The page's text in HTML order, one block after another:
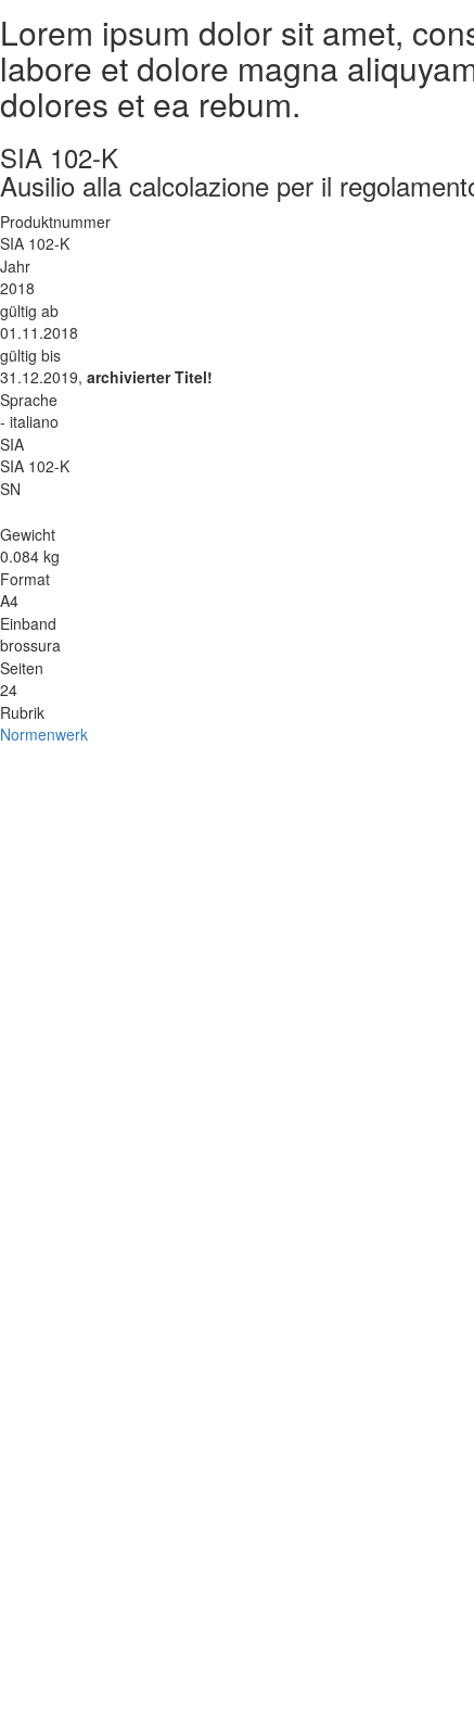
Lorem ipsum dolor sit amet,
labore et dolore magna
dolores et ea rebum.
SIA 102-K
Ausilio alla calcolazione per il
Produktnummer
SIA 102-K
Jahr
2018
gültig ab
01.11.2018
gültig bis
31.12.2019, archivierter Titel!
Sprache
- italiano
SIA
SIA 102-K
SN
Gewicht
0.084 kg
Format
A4
Einband
brossura
Seiten
24
Rubrik
Normenwerk